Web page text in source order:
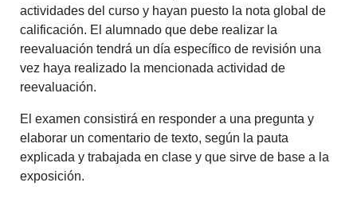
actividades del curso y hayan puesto la nota global de
calificación. El alumnado que debe realizar la
reevaluación tendrá un día específico de revisión una
vez haya realizado la mencionada actividad de
reevaluación.
El examen consistirá en responder a una pregunta y
elaborar un comentario de texto, según la pauta
explicada y trabajada en clase y que sirve de base a la
exposición.